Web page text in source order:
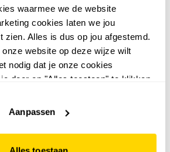
waarmee we de website
cookies laten we jou
zien. Alles is dus op jou afgestemd.
website op deze wijze wilt
nodig dat je onze cookies
door op "Alles toestaan" te klikken.
functioneert.
Aanpassen